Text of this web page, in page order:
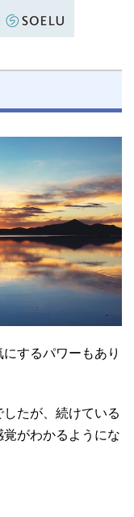
するパワーもあり
たが、続けている
がわかるようにな